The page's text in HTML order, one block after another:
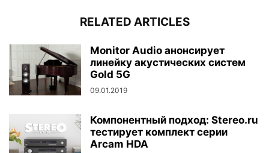
RELATED ARTICLES
Monitor Audio анонсирует
линейку акустических систем
Gold 5G
09.01.2019
Компонентный подход: Stereo.ru
тестирует комплект серии
Arcam HDA